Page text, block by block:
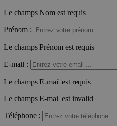
Le champs Nom est requis
Prénom :
Le champs Prénom est requis
E-mail :
Le champs E-mail est requis
Le champs E-mail est invalid
Téléphone :